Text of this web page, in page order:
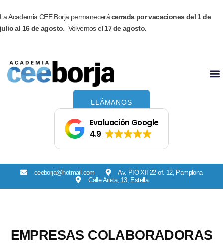
contenido
La Academia CEE Borja permanecerá cerrada por vacaciones del 1 de
julio al 16 de agosto . Volvemos el17 de agosto.
LLÁMANOS
Evaluación Google
4.9
ceeborja@hotmail.com
Av. PIO XII 22 of. 12, Pamplona
Calle Arieta, 13, Estella
EMPRESAS COLABORADORAS